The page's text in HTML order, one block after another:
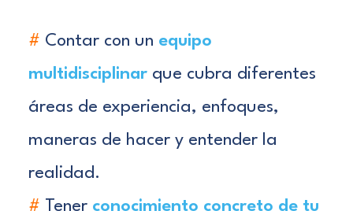
# Contar con un equipo
multidisciplinar que cubra diferentes
áreas de experiencia, enfoques,
maneras de hacer y entender la
realidad.
# Tener conocimiento concreto de tu